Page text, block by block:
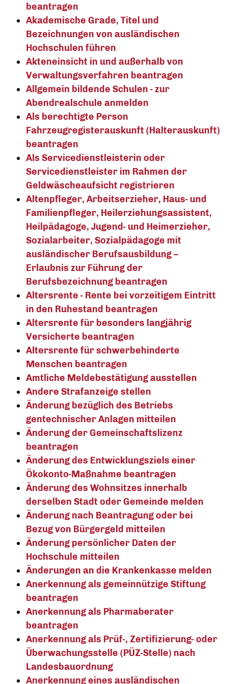
beantragen
Akademische Grade, Titel und
Bezeichnungen von ausländischen
Hochschulen führen
Akteneinsicht in und außerhalb von
Verwaltungsverfahren beantragen
Allgemein bildende Schulen - zur
Abendrealschule anmelden
Als berechtigte Person
Fahrzeugregisterauskunft (Halterauskunft)
beantragen
Als Servicedienstleisterin oder
Servicedienstleister im Rahmen der
Geldwäscheaufsicht registrieren
Altenpfleger, Arbeitserzieher, Haus- und
Familienpfleger, Heilerziehungsassistent,
Heilpädagoge, Jugend- und Heimerzieher,
Sozialarbeiter, Sozialpädagoge mit
ausländischer Berufsausbildung –
Erlaubnis zur Führung der
Berufsbezeichnung beantragen
Altersrente - Rente bei vorzeitigem Eintritt
in den Ruhestand beantragen
Altersrente für besonders langjährig
Versicherte beantragen
Altersrente für schwerbehinderte
Menschen beantragen
Amtliche Meldebestätigung ausstellen
Andere Strafanzeige stellen
Änderung bezüglich des Betriebs
gentechnischer Anlagen mitteilen
Änderung der Gemeinschaftslizenz
beantragen
Änderung des Entwicklungsziels einer
Ökokonto-Maßnahme beantragen
Änderung des Wohnsitzes innerhalb
derselben Stadt oder Gemeinde melden
Änderung nach Beantragung oder bei
Bezug von Bürgergeld mitteilen
Änderung persönlicher Daten der
Hochschule mitteilen
Änderungen an die Krankenkasse melden
Anerkennung als gemeinnützige Stiftung
beantragen
Anerkennung als Pharmaberater
beantragen
Anerkennung als Prüf-, Zertifizierung- oder
Überwachungsstelle (PÜZ-Stelle) nach
Landesbauordnung
Anerkennung eines ausländischen